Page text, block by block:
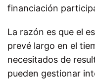
financiación
La razón es que el
prevé largo en el
necesitados de
pueden gestionar